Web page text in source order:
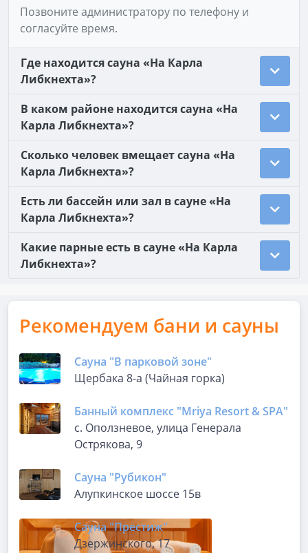
Позвоните администратору по телефону и
согласуйте время.
Где находится сауна «На Карла
Либкнехта»?
В каком районе находится сауна «На
Карла Либкнехта»?
Сколько человек вмещает сауна «На
Карла Либкнехта»?
Есть ли бассейн или зал в сауне «На
Карла Либкнехта»?
Какие парные есть в сауне «На Карла
Либкнехта»?
Рекомендуем бани и сауны
Сауна "В парковой зоне"
Щербака 8-а (Чайная горка)
Банный комплекс "Mriya Resort & SPA"
с. Оползневое, улица Генерала
Острякова, 9
Сауна "Рубикон"
Алупкинское шоссе 15в
Сауна "Престиж"
Дзержинского, 17